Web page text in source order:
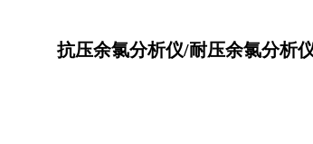
抗压余氯分析仪/耐压余氯分析